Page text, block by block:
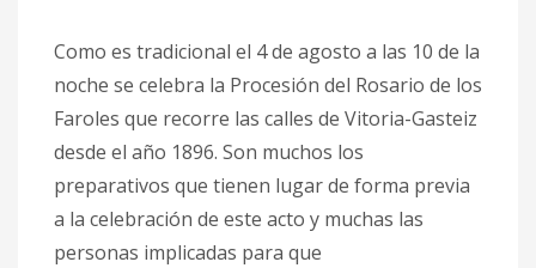
Como es tradicional el 4 de agosto a las 10 de la
noche se celebra la Procesión del Rosario de los
Faroles que recorre las calles de Vitoria-Gasteiz
desde el año 1896. Son muchos los
preparativos que tienen lugar de forma previa
a la celebración de este acto y muchas las
personas implicadas para que